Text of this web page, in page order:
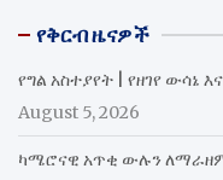
የቅርብ ዜናዎች
የግል አስተያየት | የዘገየ ውሳኔ
August 5, 2026
ካሜሮናዊ አጥቂ ውሉን